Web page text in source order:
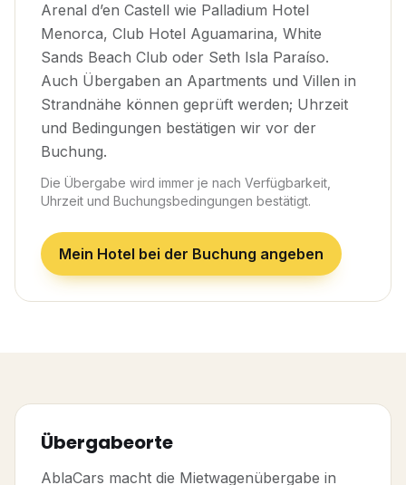
Arenal d’en Castell wie Palladium Hotel
Menorca, Club Hotel Aguamarina, White
Sands Beach Club oder Seth Isla Paraíso.
Auch Übergaben an Apartments und Villen in
Strandnähe können geprüft werden; Uhrzeit
und Bedingungen bestätigen wir vor der
Buchung.
Die Übergabe wird immer je nach Verfügbarkeit,
Uhrzeit und Buchungsbedingungen bestätigt.
Mein Hotel bei der Buchung angeben
Übergabeorte
AblaCars macht die Mietwagenübergabe in